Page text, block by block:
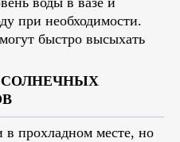
при необходимости.
быстро высыхать
СОЛНЕЧНЫХ
в прохладном месте, но